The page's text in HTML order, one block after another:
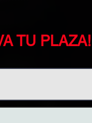
TU PLAZA!